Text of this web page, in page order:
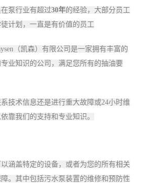
泵行业有超过30年的经验，大部分员工
计划，一直是有价值的员工
（凯森）有限公司是一家拥有丰富的
业知识的公司，满足您所有的抽油要
技术信息还是进行重大故障或24小时维
靠我们的支持和专业知识。
涵盖特定的设备，或者为您的所有相关
。其中包括污水泵装置的维修和预防性